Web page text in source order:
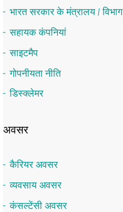
भारत सरकार के मंत्रालय / विभाग
सहायक कंपनियां
साइटमैप
गोपनीयता नीति
डिस्क्लेमर
अवसर
कैरियर अवसर
व्यवसाय अवसर
कंसल्टेंसी अवसर